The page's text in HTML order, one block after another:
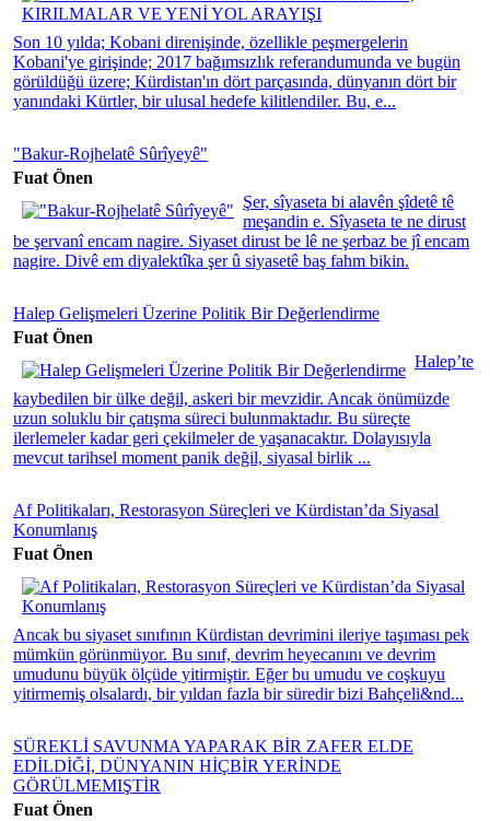
Son 10 yılda; Kobani direnişinde, özellikle peşmergelerin
Kobani'ye girişinde; 2017 bağımsızlık referandumunda ve bugün
görüldüğü üzere; Kürdistan'ın dört parçasında, dünyanın dört bir
yanındaki Kürtler, bir ulusal hedefe kilitlendiler. Bu, e...
"Bakur-Rojhelatê Sûrîyeyê"
Fuat Önen
Şer, sîyaseta bi alavên şîdetê tê
meşandin e. Sîyaseta te ne dirust
be şervanî encam nagire. Siyaset dirust be lê ne şerbaz be jî encam
nagire. Divê em diyalektîka şer û siyasetê baş fahm bikin.
Halep Gelişmeleri Üzerine Politik Bir Değerlendirme
Fuat Önen
Halep’te
kaybedilen bir ülke değil, askeri bir mevzidir. Ancak önümüzde
uzun soluklu bir çatışma süreci bulunmaktadır. Bu süreçte
ilerlemeler kadar geri çekilmeler de yaşanacaktır. Dolayısıyla
mevcut tarihsel moment panik değil, siyasal birlik ...
Af Politikaları, Restorasyon Süreçleri ve Kürdistan’da Siyasal
Konumlanış
Fuat Önen
Ancak bu siyaset sınıfının Kürdistan devrimini ileriye taşıması pek
mümkün görünmüyor. Bu sınıf, devrim heyecanını ve devrim
umudunu büyük ölçüde yitirmiştir. Eğer bu umudu ve coşkuyu
yitirmemiş olsalardı, bir yıldan fazla bir süredir bizi Bahçeli&nd...
SÜREKLİ SAVUNMA YAPARAK BİR ZAFER ELDE
EDİLDİĞİ, DÜNYANIN HİÇBİR YERİNDE
GÖRÜLMEMIŞTİR
Fuat Önen